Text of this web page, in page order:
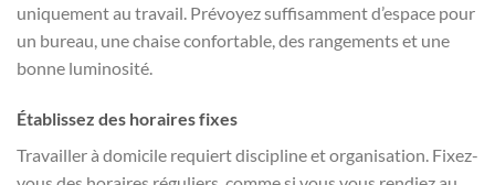
uniquement au travail. Prévoyez suffisamment d’espace pour
un bureau, une chaise confortable, des rangements et une
bonne luminosité.
Établissez des horaires fixes
Travailler à domicile requiert discipline et organisation. Fixez-